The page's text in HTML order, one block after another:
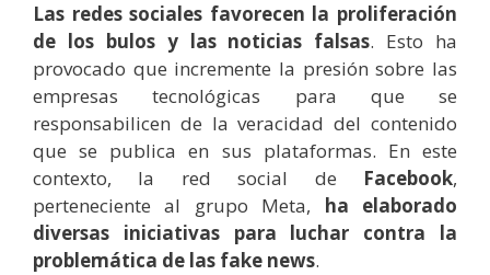
Las redes sociales favorecen la proliferación
de los bulos y las noticias falsas. Esto ha
provocado que incremente la presión sobre las
empresas tecnológicas para que se
responsabilicen de la veracidad del contenido
que se publica en sus plataformas. En este
contexto, la red social de Facebook,
perteneciente al grupo Meta, ha elaborado
diversas iniciativas para luchar contra la
problemática de las fake news.